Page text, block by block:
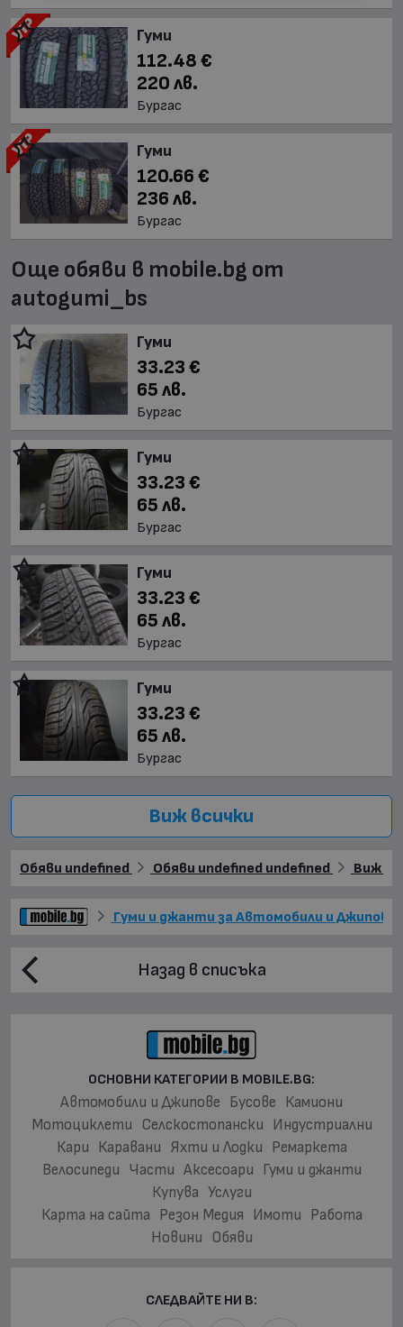
Гуми
112.48 €
220 лв.
Бургас
Гуми
120.66 €
236 лв.
Бургас
Още обяви в mobile.bg от
autogumi_bs
Гуми
33.23 €
65 лв.
Бургас
Гуми
33.23 €
65 лв.
Бургас
Гуми
33.23 €
65 лв.
Бургас
Гуми
33.23 €
65 лв.
Бургас
Виж всички
Обяви undefined Обяви undefined undefined Виж
Гуми и джанти за Автомобили и Джипове
Назад в списъка
ОСНОВНИ КАТЕГОРИИ В MOBILE.BG:
Автомобили и Джипове Бусове Камиони
Мотоциклети Селскостопански Индустриални
Кари Каравани Яхти и Лодки Ремаркета
Велосипеди Части Аксесоари Гуми и джанти
Купува Услуги
Карта на сайта Резон Медия Имоти Работа
Новини Обяви
СЛЕДВАЙТЕ НИ В: